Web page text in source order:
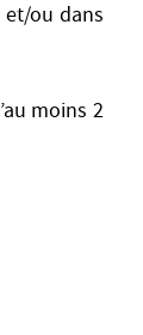
ou dans
moins 2